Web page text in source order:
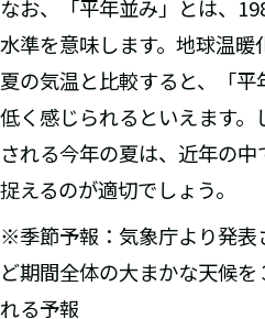
なお、「平年並み」とは、
水準を意味します。地球温
夏の気温と比較すると、「
低く感じられるといえます
される今年の夏は、近年の
捉えるのが適切でしょう。
※季節予報：気象庁より発表
ど期間全体の大まかな天候
れる予報